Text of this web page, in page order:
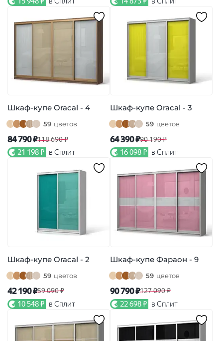
Шкаф-купе Oracal - 4
59 цветов
84 790 ₽118 690 ₽
21 198 ₽ в Сплит
Шкаф-купе Oracal - 3
59 цветов
64 390 ₽90 190 ₽
16 098 ₽ в Сплит
Шкаф-купе Oracal - 2
59 цветов
42 190 ₽59 090 ₽
10 548 ₽ в Сплит
Шкаф-купе Фараон - 9
59 цветов
90 790 ₽127 090 ₽
22 698 ₽ в Сплит